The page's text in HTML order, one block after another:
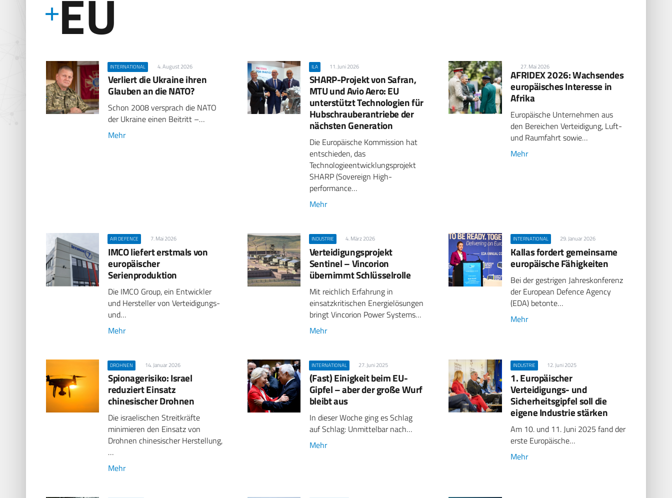
EU
INTERNATIONAL 4. August 2026
Verliert die Ukraine ihren
Glauben an die NATO?
Schon 2008 versprach die NATO
der Ukraine einen Beitritt –…
Mehr
ILA 11. Juni 2026
SHARP-Projekt von Safran,
MTU und Avio Aero: EU
unterstützt Technologien für
Hubschrauberantriebe der
nächsten Generation
Die Europäische Kommission hat
entschieden, das
Technologieentwicklungsprojekt
SHARP (Sovereign High-
performance…
Mehr
27. Mai 2026
AFRIDEX 2026: Wachsendes
europäisches Interesse in
Afrika
Europäische Unternehmen aus
den Bereichen Verteidigung, Luft-
und Raumfahrt sowie…
Mehr
AIR DEFENCE 7. Mai 2026
IMCO liefert erstmals von
europäischer
Serienproduktion
Die IMCO Group, ein Entwickler
und Hersteller von Verteidigungs-
und…
Mehr
INDUSTRIE 4. März 2026
Verteidigungsprojekt
Sentinel – Vincorion
übernimmt Schlüsselrolle
Mit reichlich Erfahrung in
einsatzkritischen Energielösungen
bringt Vincorion Power Systems…
Mehr
INTERNATIONAL 29. Januar 2026
Kallas fordert gemeinsame
europäische Fähigkeiten
Bei der gestrigen Jahreskonferenz
der European Defence Agency
(EDA) betonte…
Mehr
DROHNEN 14. Januar 2026
Spionagerisiko: Israel
reduziert Einsatz
chinesischer Drohnen
Die israelischen Streitkräfte
minimieren den Einsatz von
Drohnen chinesischer Herstellung,
…
Mehr
INTERNATIONAL 27. Juni 2025
(Fast) Einigkeit beim EU-
Gipfel – aber der große Wurf
bleibt aus
In dieser Woche ging es Schlag
auf Schlag: Unmittelbar nach…
Mehr
INDUSTRIE 12. Juni 2025
1. Europäischer
Verteidigungs- und
Sicherheitsgipfel soll die
eigene Industrie stärken
Am 10. und 11. Juni 2025 fand der
erste Europäische…
Mehr